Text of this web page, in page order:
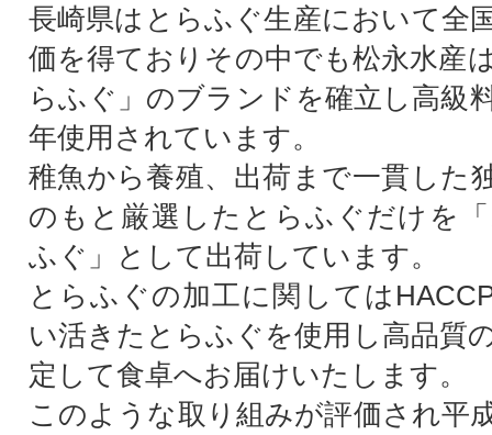
長崎県はとらふぐ生産において全
価を得ておりその中でも松永水産
らふぐ」のブランドを確立し高級
年使用されています。
稚魚から養殖、出荷まで一貫した
のもと厳選したとらふぐだけを
ふぐ」として出荷しています。
とらふぐの加工に関しては
い活きたとらふぐを使用し高品質
定して食卓へお届けいたします。
このような取り組みが評価され平